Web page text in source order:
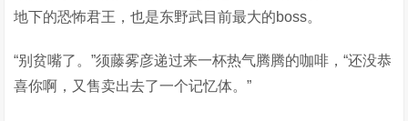
地下的恐怖君王，也是东野武目前最大的boss。
“别贫嘴了。”须藤雾彦递过来一杯热气腾腾的咖啡，“还没恭
喜你啊，又售卖出去了一个记忆体。”